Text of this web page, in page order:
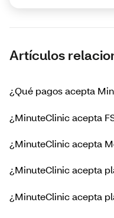
Artículos
¿Qué pagos acepta
¿MinuteClinic acepta
¿MinuteClinic acepta
¿MinuteClinic acepta
¿MinuteClinic acepta